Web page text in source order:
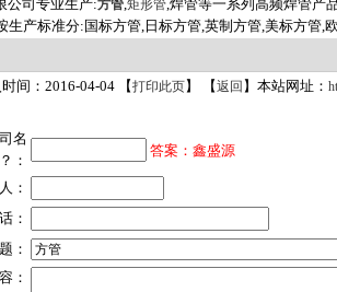
公司专业生产:方管 矩形管 ,焊管等一系列高频焊管产
生产标准分:国标方管,日标方管,英制方管,美标方管,
间：2016-04-04 【打印此页】 【返回 】本站网址：
名
：
答案：鑫盛源
：
：
：
：